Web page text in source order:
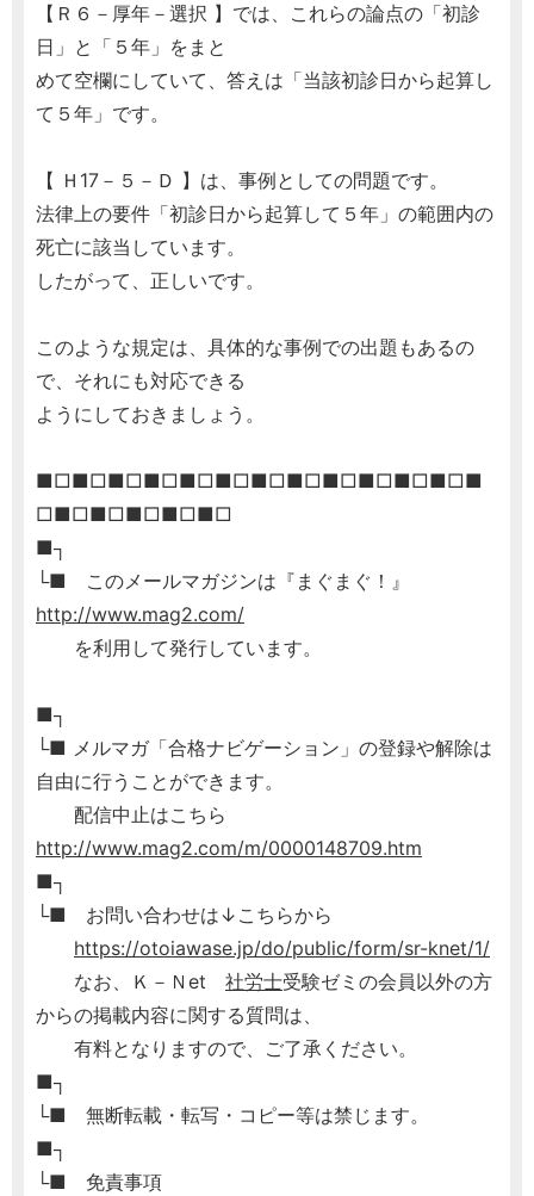
【Ｒ６－厚年－選択 】では、これらの論点の「初診
日」と「５年」をまと
めて空欄にしていて、答えは「当該初診日から起算し
て５年」です。
【 Ｈ17－５－Ｄ 】は、事例としての問題です。
法律上の要件「初診日から起算して５年」の範囲内の
死亡に該当しています。
したがって、正しいです。
このような規定は、具体的な事例での出題もあるの
で、それにも対応できる
ようにしておきましょう。
■□■□■□■□■□■□■□■□■□■□■□■□■
□■□■□■□■□■□
■┐
└■ このメールマガジンは『まぐまぐ！』
http://www.mag2.com/
を利用して発行しています。
■┐
└■ メルマガ「合格ナビゲーション」の登録や解除は
自由に行うことができます。
配信中止はこちら
http://www.mag2.com/m/0000148709.htm
■┐
└■ お問い合わせは↓こちらから
https://otoiawase.jp/do/public/form/sr-knet/1/
なお、Ｋ－Ｎet 社労士受験ゼミの会員以外の方
からの掲載内容に関する質問は、
有料となりますので、ご了承ください。
■┐
└■ 無断転載・転写・コピー等は禁じます。
■┐
└■ 免責事項